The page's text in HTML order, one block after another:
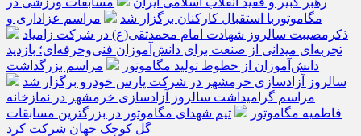
مگاموتوربا استقبال کارکنان برگزار شد
مراسم عزاداری و
ذکرمصیبت سالروز شهادت امام محمدتقی(ع) در شرکت زامیاد
تجربه‌ای میدانی از صنعت برای دانش‌آموزان فنی‌وحرفه‌ای؛ بازدید
دانش‌آموزان از خطوط تولید مگاموتور
مراسم بزرگداشت
سالروز آزادسازی خرمشهر در شرکت پارس خودرو برگزار شد
مراسم گرامیداشت سالروز آزادسازی خرمشهر در نمازخانه
فاطمیه مگاموتور
تیم شهدای مگاموتور در بزرگترین مسابقات
گل کوچک جهان شرکت کرد